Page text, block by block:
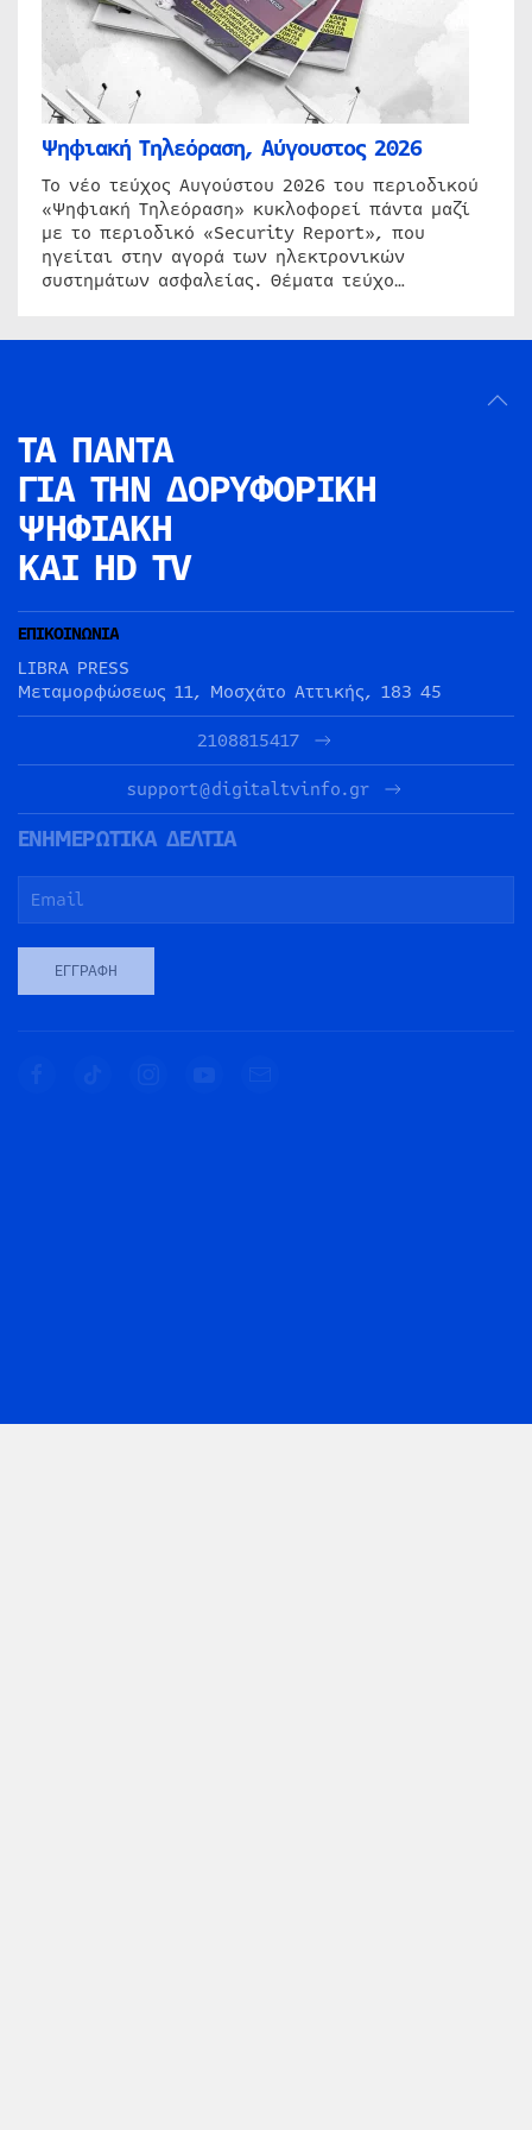
Ψηφιακή Τηλεόραση, Αύγουστος 2026
Το νέο τεύχος Αυγούστου 2026 του περιοδικού
«Ψηφιακή Τηλεόραση» κυκλοφορεί πάντα μαζί
με το περιοδικό «Security Report», που
ηγείται στην αγορά των ηλεκτρονικών
συστημάτων ασφαλείας. Θέματα τεύχο…
ΤΑ ΠΑΝΤΑ
ΓΙΑ ΤΗΝ ΔΟΡΥΦΟΡΙΚΗ
ΨΗΦΙΑΚΗ
ΚΑΙ HD TV
ΕΠΙΚΟΙΝΩΝΙΑ
LIBRA PRESS
Μεταμορφώσεως 11, Μοσχάτο Αττικής, 183 45
2108815417
support@digitaltvinfo.gr
ΕΝΗΜΕΡΩΤΙΚΑ ΔΕΛΤΙΑ
ΕΓΓΡΑΦΉ